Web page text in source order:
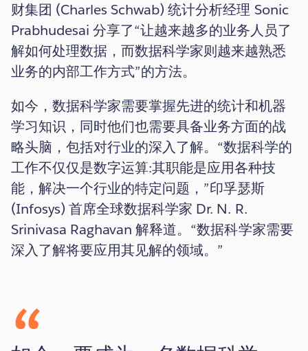
财集团 (Charles Schwab) 统计分析经理 Sonic
Prabhudesai 分享了“让越来越多的业务人员了
解如何处理数据，而数据科学家则越来越熟悉
业务的内部工作方式”的方法。
如今，数据科学家需要掌握先进的统计和机器
学习知识，同时他们也需要具备业务方面的战
略头脑，包括对行业的深入了解。“数据科学的
工作不仅仅是数字运算:其职能是应用各种技
能，解决一个行业的特定问题，”印孚瑟斯
(Infosys) 首席全球数据科学家 Dr. N. R.
Srinivasa Raghavan 解释道。“数据科学家需要
深入了解将要应用其见解的领域。”